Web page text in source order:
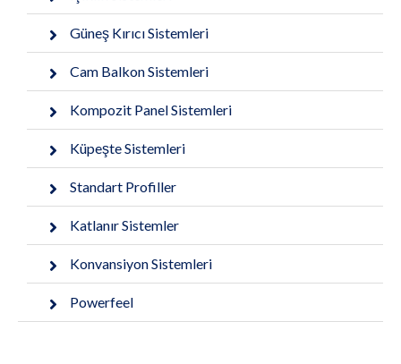
Güneş Kırıcı Sistemleri
Cam Balkon Sistemleri
Kompozit Panel Sistemleri
Küpeşte Sistemleri
Standart Profiller
Katlanır Sistemler
Konvansiyon Sistemleri
Powerfeel